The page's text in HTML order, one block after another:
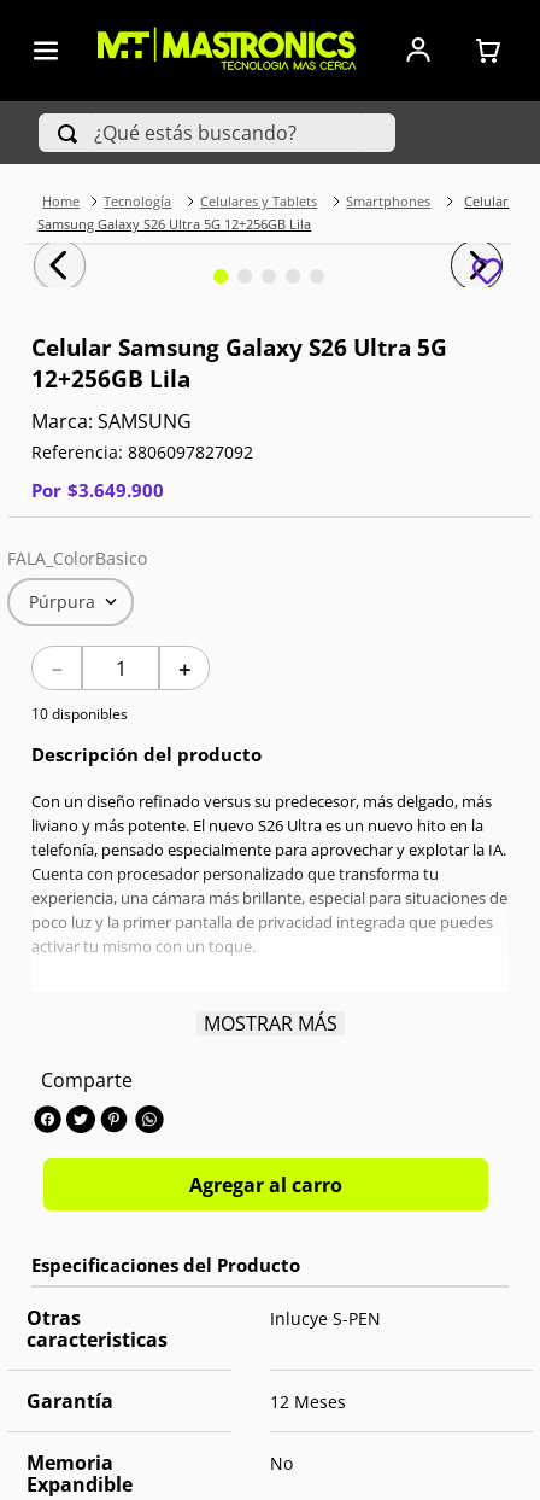
¿Qué estás buscando?
Tecnología Celulares y Tablets Smartphones
Celular
Samsung Galaxy S26 Ultra 5G 12+256GB Lila
Celular Samsung Galaxy S26 Ultra 5G
12+256GB Lila
SAMSUNG
Referencia: 8806097827092
Por $3.649.900
FALA_ColorBasico
Púrpura
＋
－
10 disponibles
Descripción del producto
Con un diseño refinado versus su predecesor, más delgado, más
liviano y más potente. El nuevo S26 Ultra es un nuevo hito en la
telefonía, pensado especialmente para aprovechar y explotar la IA.
Cuenta con procesador personalizado que transforma tu
experiencia, una cámara más brillante, especial para situaciones de
poco luz y la primer pantalla de privacidad integrada que puedes
activar tu mismo con un toque.
6.9" Quad HD+ | Dynamic Amorled 2X | 120 Hz
Qualcomm Snapdragon Octa-Core 4,74 GHz
Memoria interna:
Cámara trasera:
Cámara frontal:
OS:Android 16
MOSTRAR MÁS
Comparte
Agregar al carro
Otras
caracteristicas
Inlucye S-PEN
Garantía 12 Meses
Memoria
Expandible
No
TÉRMINOS MÁS BUSCADOS
1.
Iphone
3.
Celulares Samsung
4.
Televisores
5.
Red Magic
7.
Celulares
8.
Iphone 15 Pro Max
9.
Iphone 17
10. Audífonos